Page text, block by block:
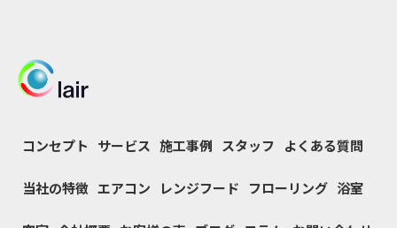
コンセプト サービス 施工事例 スタッフ よくある質問
当社の特徴 エアコン レンジフード フローリング 浴室